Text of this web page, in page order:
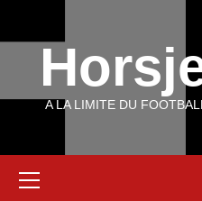
A LA LIMITE DU
principal